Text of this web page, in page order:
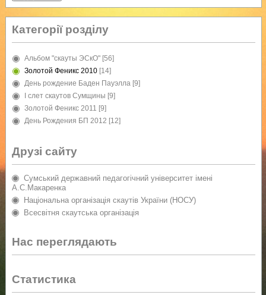
Категорії розділу
Альбом "скауты ЭСкО" [56]
Золотой Феникс 2010 [14]
День рождение Баден Пауэлла [9]
I слет скаутов Сумщины [9]
Золотой Феникс 2011 [9]
День Рождения БП 2012 [12]
Друзі сайту
Сумський державний педагогічний університет імені
А.С.Макаренка
Національна організація скаутів України (НОСУ)
Всесвітня скаутська організація
Нас переглядають
Статистика